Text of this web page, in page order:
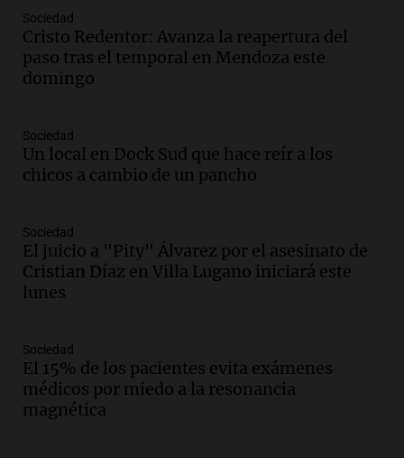
Episodios
Audio.Ley de Propiedad Privada: el revés
en el Congreso expuso una debilidad
comunicacional del Gobierno
Episodios
Audio.Casabindo se prepara para una
celebración única: 30.000 turistas y el
Episodios
Audio.Borges, abogada de Pourrain:
"Tres hombres se lo llevaron para
Episodios
Audio. Voluntarios limpiaron 9.000
metros del río Suquía y retiraron hasta
800 kilos de basura por jornada
Sociedad
Cristo Redentor: Avanza la reapertura del
paso tras el temporal en Mendoza este
domingo
Sociedad
Un local en Dock Sud que hace reír a los
chicos a cambio de un pancho
Sociedad
El juicio a "Pity" Álvarez por el asesinato de
Cristian Díaz en Villa Lugano iniciará este
lunes
Sociedad
El 15% de los pacientes evita exámenes
médicos por miedo a la resonancia
magnética